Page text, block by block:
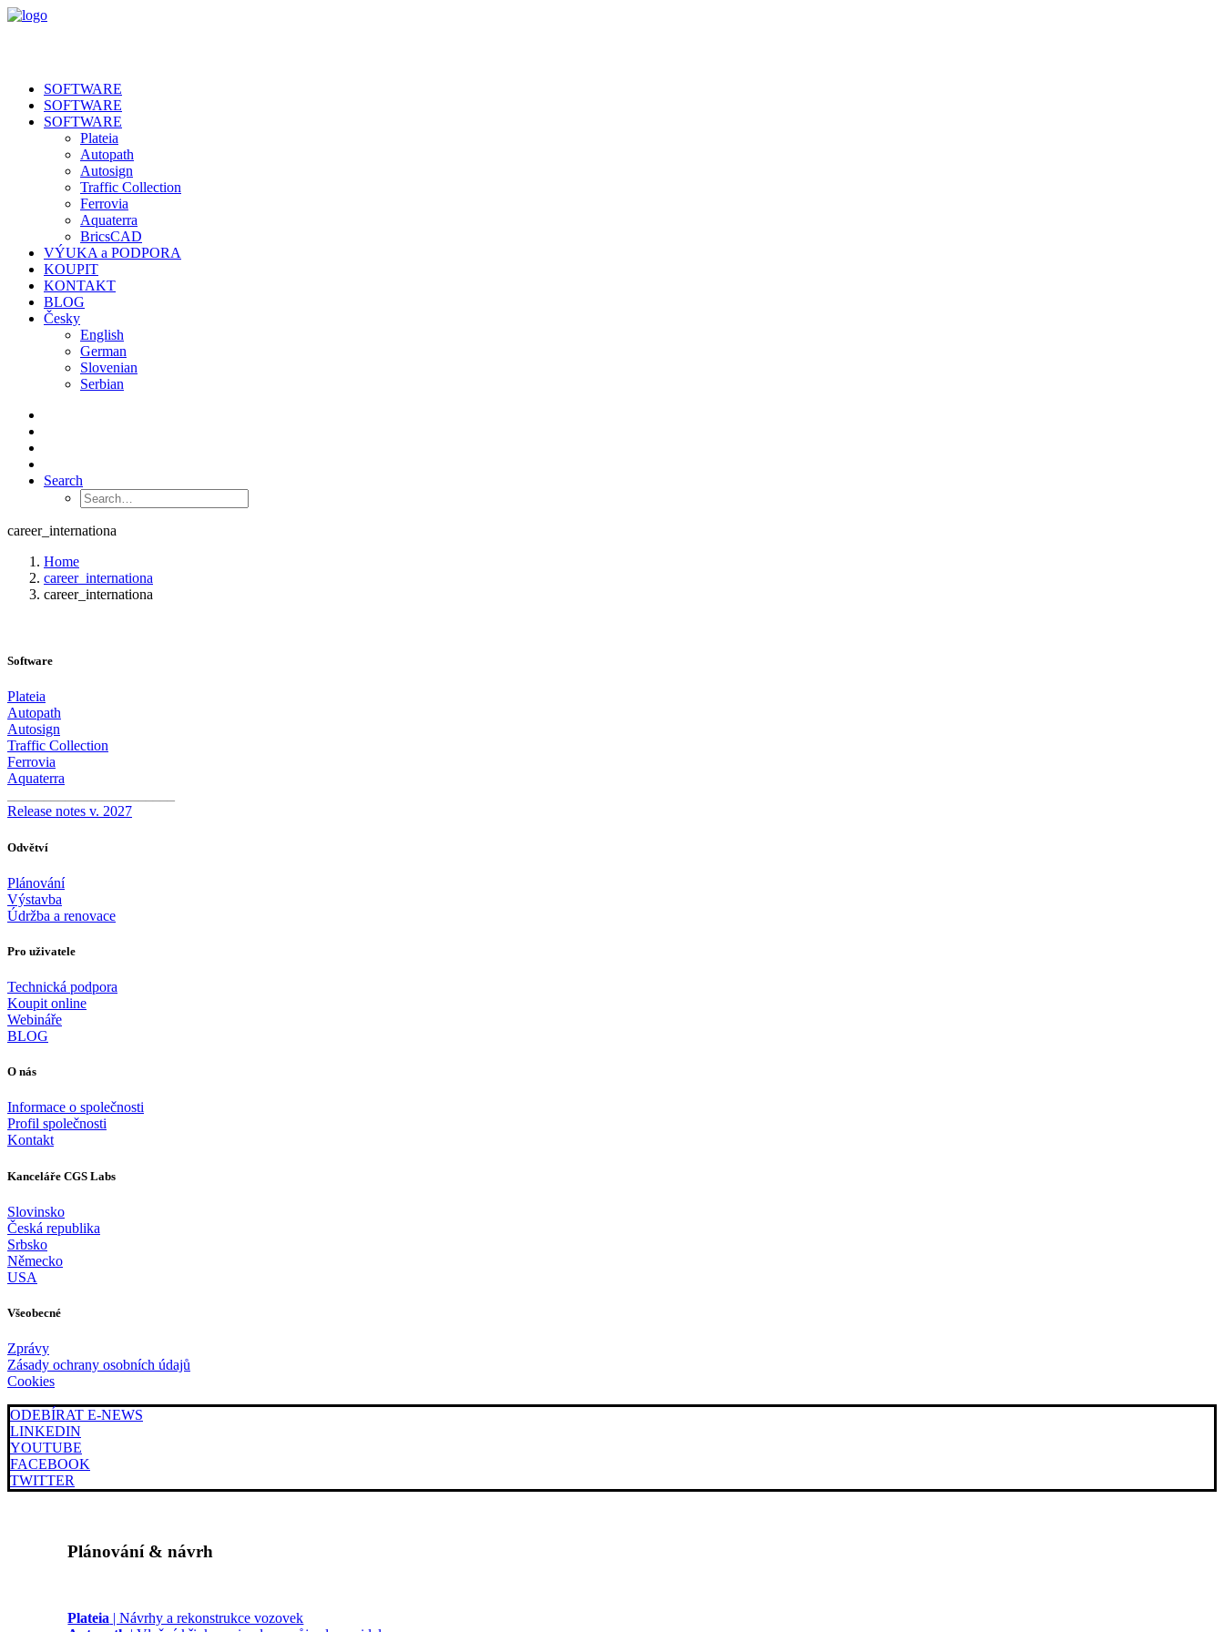
SOFTWARE
SOFTWARE
SOFTWARE
Plateia
Autopath
Autosign
Traffic Collection
Ferrovia
Aquaterra
BricsCAD
VÝUKA a PODPORA
KOUPIT
KONTAKT
BLOG
Česky
English
German
Slovenian
Serbian
Search
career_internationa
Home
career_internationa
career_internationa
Software
Plateia
Autopath
Autosign
Traffic Collection
Ferrovia
Aquaterra
Release notes v. 2027
Odvětví
Plánování
Výstavba
Údržba a renovace
Pro uživatele
Technická podpora
Koupit online
Webináře
BLOG
O nás
Informace o společnosti
Profil společnosti
Kontakt
Kanceláře CGS Labs
Slovinsko
Česká republika
Srbsko
Německo
USA
Všeobecné
Zprávy
Zásady ochrany osobních údajů
Cookies
ODEBÍRAT E-NEWS
LINKEDIN
YOUTUBE
FACEBOOK
TWITTER
Plánování & návrh
Plateia | Návrhy a rekonstrukce vozovek